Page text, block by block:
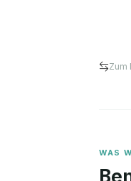
Zum
WAS